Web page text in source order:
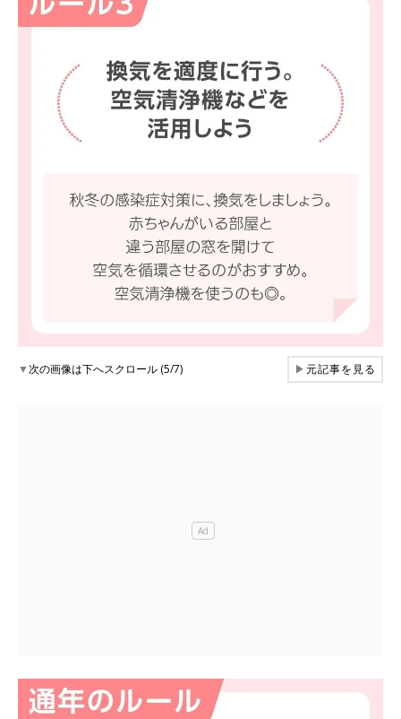
▼次の画像は下へスクロール (5/7) ▶元記事を見る